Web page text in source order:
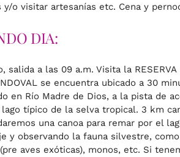
y/o visitar artesanías etc. Cena y
DIA:
salida a las 09 a.m. Visita la RESERVA
se encuentra ubicado a 30
en Río Madre de Dios, a la pista de
típico de la selva tropical. 3 km
una canoa para remar por el
y observando la fauna silvestre,
aves exóticas), monos, etc. Si